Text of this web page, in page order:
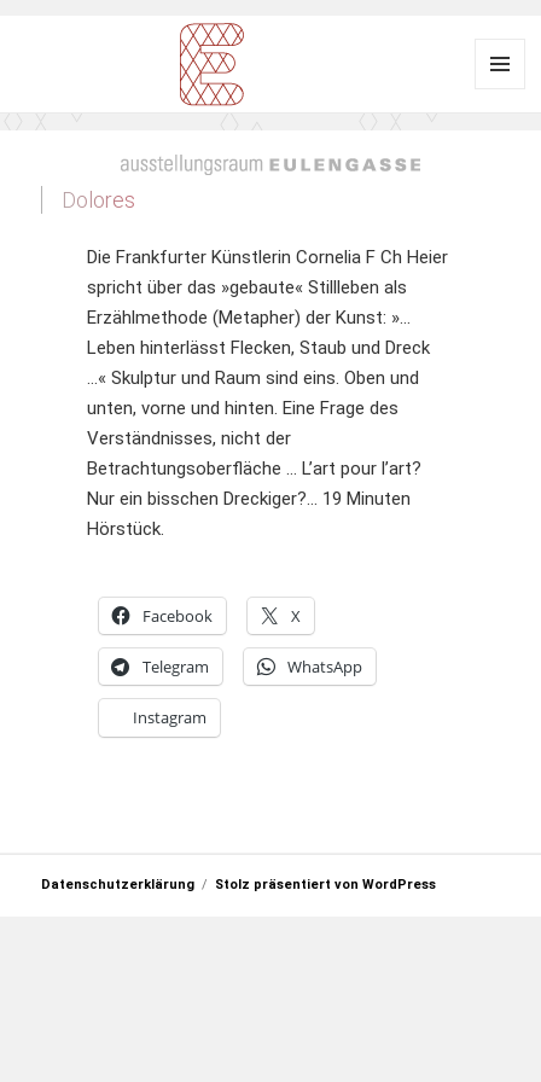
EULENGASSE
Dolores
Die Frankfurter Künstlerin Cornelia F Ch Heier
spricht über das »gebaute« Stillleben als
Erzählmethode (Metapher) der Kunst: »…
Leben hinterlässt Flecken, Staub und Dreck
…« Skulptur und Raum sind eins. Oben und
unten, vorne und hinten. Eine Frage des
Verständnisses, nicht der
Betrachtungsoberfläche … L’art pour l’art?
Nur ein bisschen Dreckiger?… 19 Minuten
Hörstück.
Facebook X
Telegram WhatsApp
Instagram
Datenschutzerklärung Stolz präsentiert von WordPress